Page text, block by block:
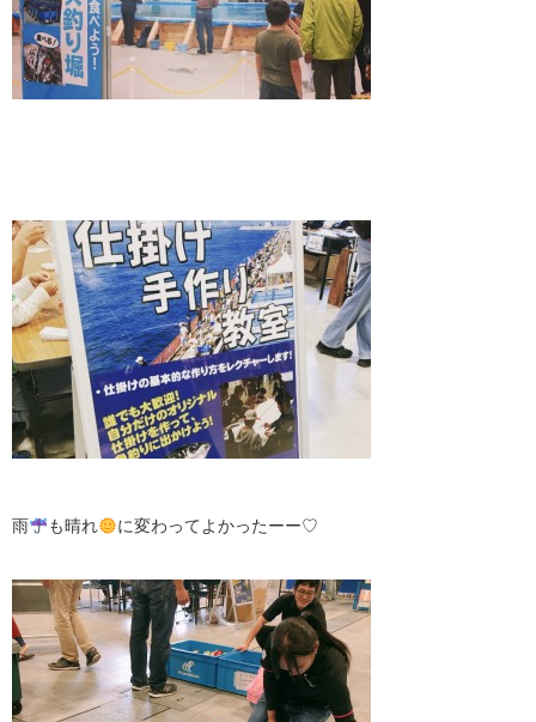
雨 も晴れ に変わってよかったーー♡